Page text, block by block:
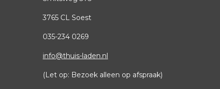
3765 CL Soest
035-234 0269
info@thuis-laden.nl
(Let op: Bezoek alleen op afspraak)